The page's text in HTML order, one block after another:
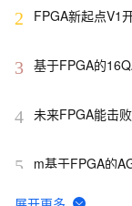
2
FPGA新起点V1
3 基于FPGA的
4 未来FPGA能击
5
m基于FPGA的